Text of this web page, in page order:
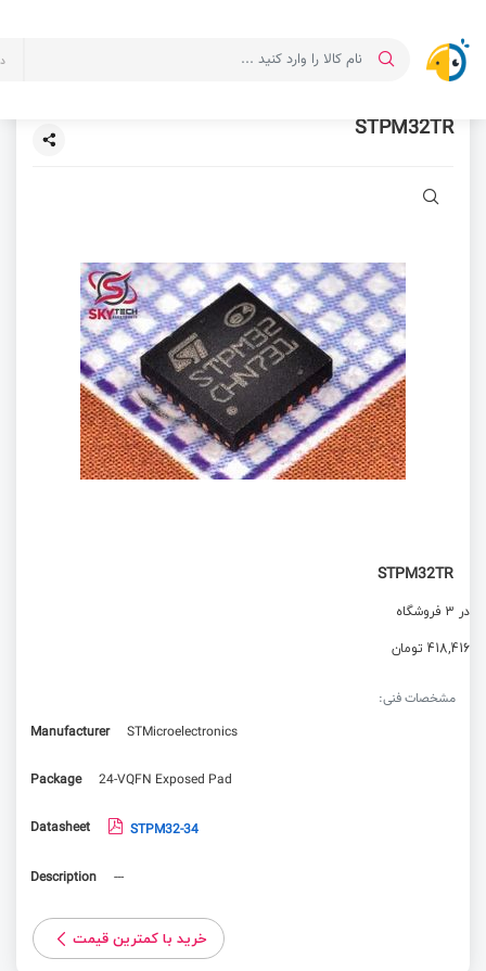
STPM32TR
STPM32TR
در 3 فروشگاه
418,416 تومان
مشخصات فنی:
Manufacturer
STMicroelectronics
Package 24-VQFN Exposed Pad
Datasheet STPM32-34
Description ---
خرید با کمترین قیمت